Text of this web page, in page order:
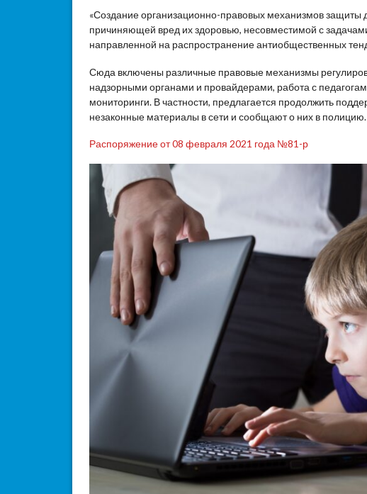
«Создание организационно-правовых механизмов
причиняющей вред их здоровью, несовместимой с
направленной на распространение антиобщественных
Сюда включены различные правовые механизмы
надзорными органами и провайдерами, работа с
мониторинги. В частности, предлагается продолжить
незаконные материалы в сети и сообщают о них в полицию.
Распоряжение от 08 февраля 2021 года №81-р